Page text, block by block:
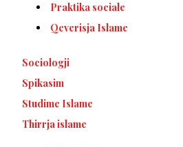
Praktika sociale
Qeverisja Islame
Sociologji
Spikasim
Studime Islame
Thirrja islame